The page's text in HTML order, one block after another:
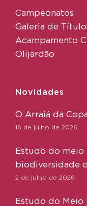
Campeonatos
Galeria de
Acampamento
Olijardão
Novidades
O Arraiá da
16 de julho de 2026
Estudo do meio
biodiversidade
2 de julho de 2026
Estudo do Meio